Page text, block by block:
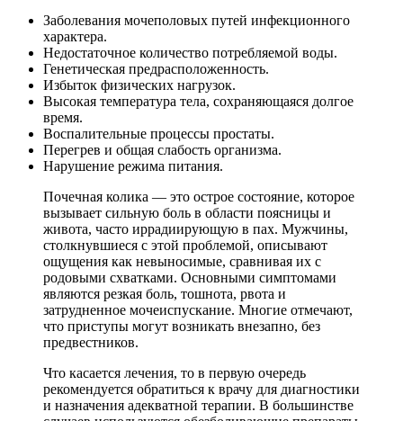
Заболевания мочеполовых путей инфекционного
характера.
Недостаточное количество потребляемой воды.
Генетическая предрасположенность.
Избыток физических нагрузок.
Высокая температура тела, сохраняющаяся долгое
время.
Воспалительные процессы простаты.
Перегрев и общая слабость организма.
Нарушение режима питания.
Почечная колика — это острое состояние, которое
вызывает сильную боль в области поясницы и
живота, часто иррадиирующую в пах. Мужчины,
столкнувшиеся с этой проблемой, описывают
ощущения как невыносимые, сравнивая их с
родовыми схватками. Основными симптомами
являются резкая боль, тошнота, рвота и
затрудненное мочеиспускание. Многие отмечают,
что приступы могут возникать внезапно, без
предвестников.
Что касается лечения, то в первую очередь
рекомендуется обратиться к врачу для диагностики
и назначения адекватной терапии. В большинстве